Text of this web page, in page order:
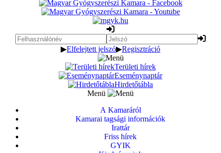
▶Elfelejtett jelszó▶Regisztráció
Területi hírek
Eseménynaptár
Hirdetőtábla
Menü
A Kamaráról
Kamarai tagsági információk
Irattár
Friss hírek
GYIK